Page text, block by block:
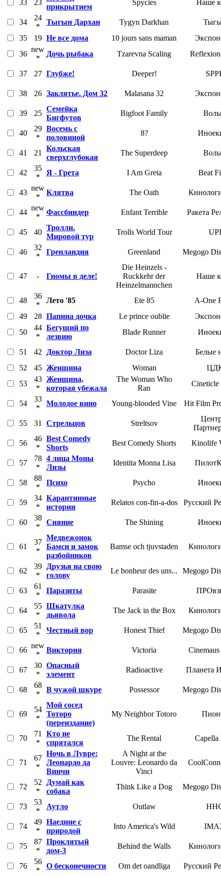
33 23
прикрытием
Spycies Наше
34
24
*
Тыгын Дархан Tygyn Darkhan
35
19 Не все дома 10 jours sans maman
36
new
*
Дочь рыбака Tzarevna Scaling
37 27 Глубже! Deeper!
38 26 Заклятье. Дом 32 Malasana 32
39 25
Семейка
Бигфутов
Bigfoot Family
40
29
*
Восемь с
половиной
8?
41 21
Кольская
сверхглубокая
The Superdeep
42
35
*
Я - Грета I Am Greta Beat
43
new
*
Клятва The Oath
44
new
*
Фассбиндер Enfant Terrible Ракета
45 40
Тролли.
Мировой тур
Trolls World Tour UPI
46
32
*
Гренландия Greenland Megogo
47 - Гномы в деле!
Die Heinzels -
Ruckkehr der
Heinzelmannchen
Наше
48
36
*
Лето '85 Ete 85
A-One
49
28 Папина дочка Le prince oublie
50
44
*
Бегущий по
лезвию
Blade Runner
51 42 Доктор Лиза Doctor Liza
Белые
52
45 Женщина Woman
53
43
*
Женщина,
которая убежала
The Woman Who
Ran
Cineticle
54
33
*
Молодое вино Young-blooded Vine Hit Film
55 31 Стрельцов Streltsov
56
46
*
Best Comedy
Shorts
Best Comedy Shorts Kinolife
57
78
*
4 лица Моны
Лизы
Identita Monna Lisa
58
88
*
Психо Psycho
59
34
*
Карантинные
истории
Relatos con-fin-a-dos Русский
60
38
*
Сияние The Shining
61
37
*
Медвежонок
Бамси и замок
разбойников
Bamse och tjuvstaden
62
39
*
Друзья на свою
голову
Le bonheur des uns... Megogo
63
61
*
Паразиты Parasite
64
55
*
Шкатулка
дьявола
The Jack in the Box
65
51
*
Честный вор Honest Thief Megogo
66
new
*
Виктория Victoria
67
30
*
Опасный
элемент
Radioactive Планета
68
68
*
В чужой шкуре Possessor Megogo
69
54
*
Мой сосед
Тоторо
(переиздание)
My Neighbor Totoro
70
71
*
Кто не
спрятался
The Rental Capella
71
67
*
Ночь в Лувре:
Леонардо да
Винчи
A Night at the
Louvre: Leonardo da
Vinci
72
52
*
Думай как
собака
Think Like a Dog Megogo
73
53
*
Аутло Outlaw
74
49
*
Наедине с
природой
Into America's Wild
75
87
*
Проклятый
дом-3
Behind the Walls
76
56
*
О бесконечности Om det oandliga Русский